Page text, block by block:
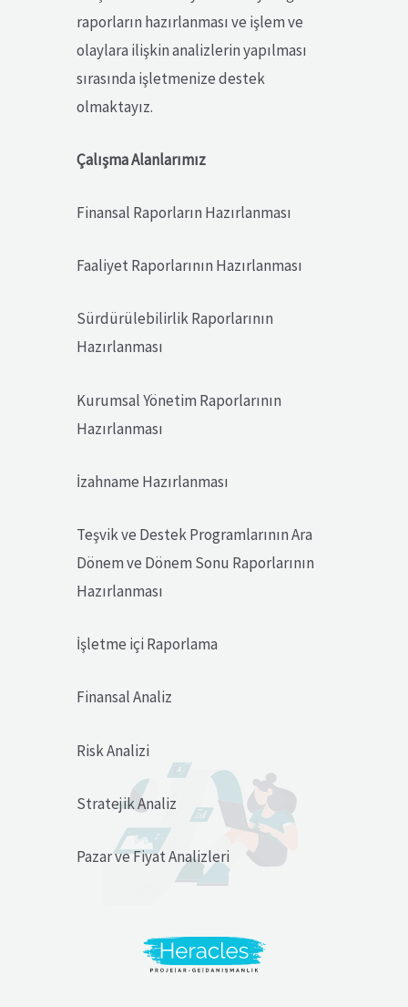
raporların hazırlanması ve işlem ve
olaylara ilişkin analizlerin yapılması
sırasında işletmenize destek
olmaktayız.
Çalışma Alanlarımız
Finansal Raporların Hazırlanması
Faaliyet Raporlarının Hazırlanması
Sürdürülebilirlik Raporlarının
Hazırlanması
Kurumsal Yönetim Raporlarının
Hazırlanması
İzahname Hazırlanması
Teşvik ve Destek Programlarının Ara
Dönem ve Dönem Sonu Raporlarının
Hazırlanması
İşletme içi Raporlama
Finansal Analiz
Risk Analizi
Stratejik Analiz
Pazar ve Fiyat Analizleri